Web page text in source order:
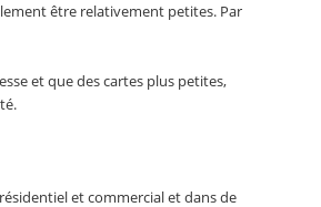
être relativement petites. Par
et que des cartes plus petites,
et commercial et dans de